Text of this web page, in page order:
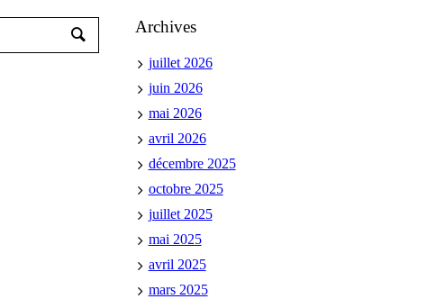
Archives
juillet 2026
juin 2026
mai 2026
avril 2026
décembre 2025
octobre 2025
juillet 2025
mai 2025
avril 2025
mars 2025